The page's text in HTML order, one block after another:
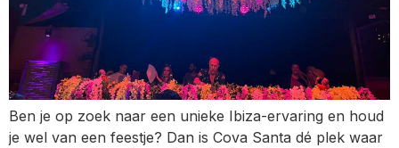
Ben je op zoek naar een unieke Ibiza-ervaring en houd
je wel van een feestje? Dan is Cova Santa dé plek waar